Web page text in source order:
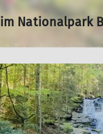
Nationalpark
Marlene